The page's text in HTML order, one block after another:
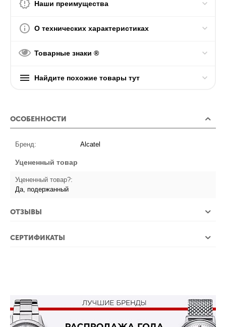
Наши преимущества
О технических характеристиках
Товарные знаки ®
Найдите похожие товары тут
ОСОБЕННОСТИ
Бренд: Alcatel
Уцененный товар
Уцененный товар?:
Да, подержанный
ОТЗЫВЫ
СЕРТИФИКАТЫ